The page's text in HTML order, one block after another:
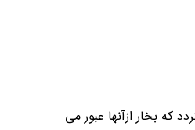
بخار ازآنها عبور می